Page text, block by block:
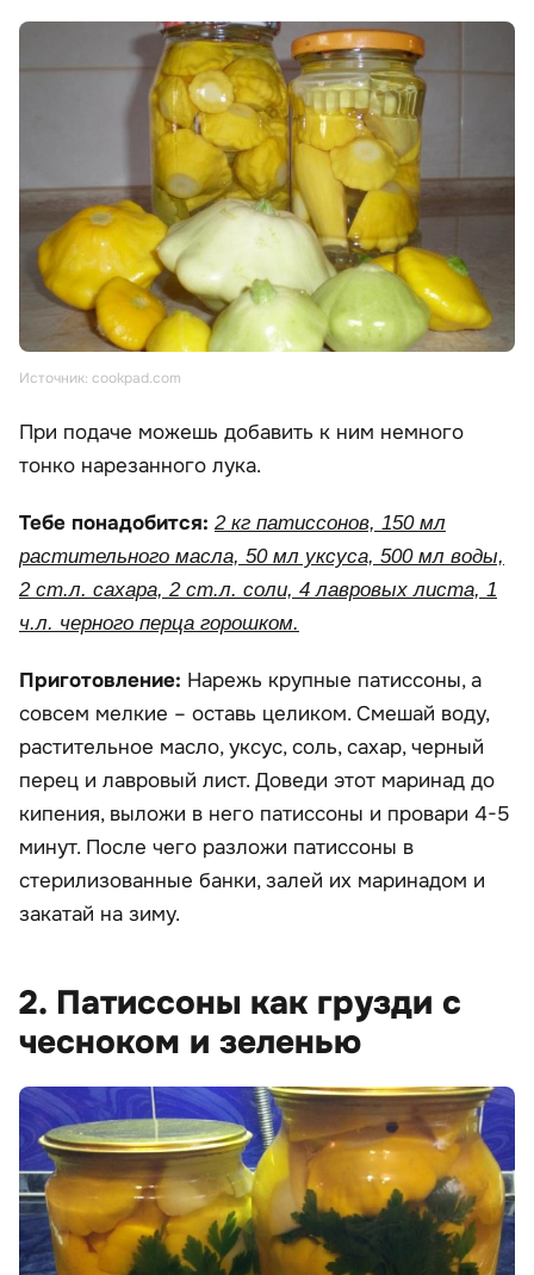
Источник: cookpad.com
При подаче можешь добавить к ним немного
тонко нарезанного лука.
Тебе понадобится: 2 кг патиссонов, 150 мл
растительного масла, 50 мл уксуса, 500 мл воды,
2 ст.л. сахара, 2 ст.л. соли, 4 лавровых листа, 1
ч.л. черного перца горошком.
Приготовление: Нарежь крупные патиссоны, а
совсем мелкие – оставь целиком. Смешай воду,
растительное масло, уксус, соль, сахар, черный
перец и лавровый лист. Доведи этот маринад до
кипения, выложи в него патиссоны и провари 4-5
минут. После чего разложи патиссоны в
стерилизованные банки, залей их маринадом и
закатай на зиму.
2. Патиссоны как грузди с
чесноком и зеленью